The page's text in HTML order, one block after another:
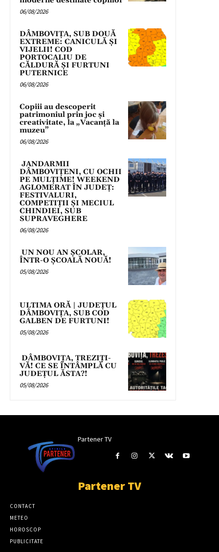
06/08/2026
DÂMBOVIȚA, SUB DOUĂ
EXTREME: CANICULĂ ȘI
VIJELII! COD
PORTOCALIU DE
CĂLDURĂ ȘI FURTUNI
PUTERNICE
06/08/2026
Copiii au descoperit
patrimoniul prin joc și
creativitate, la „Vacanță la
muzeu”
06/08/2026
JANDARMII
DÂMBOVIȚENI, CU OCHII
PE MULȚIME! WEEKEND
AGLOMERAT ÎN JUDEȚ:
FESTIVALURI,
COMPETIȚII ȘI MECIUL
CHINDIEI, SUB
SUPRAVEGHERE
06/08/2026
UN NOU AN ȘCOLAR,
ÎNTR-O ȘCOALĂ NOUĂ!
05/08/2026
ULTIMA ORĂ | JUDEȚUL
DÂMBOVIȚA, SUB COD
GALBEN DE FURTUNI!
05/08/2026
DÂMBOVIȚA, TREZIȚI-
VĂ! CE SE ÎNTÂMPLĂ CU
JUDEȚUL ĂSTA?!
05/08/2026
Partener TV
Partener TV
CONTACT
METEO
HOROSCOP
PUBLICITATE